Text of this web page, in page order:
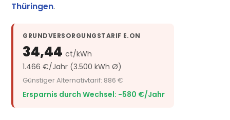
Thüringen.
GRUNDVERSORGUNGSTARIF E.ON
34,44ct/kWh
1.466 €/Jahr (3.500 kWh Ø)
Günstiger Alternativtarif: 886 €
Ersparnis durch Wechsel: −580 €/Jahr